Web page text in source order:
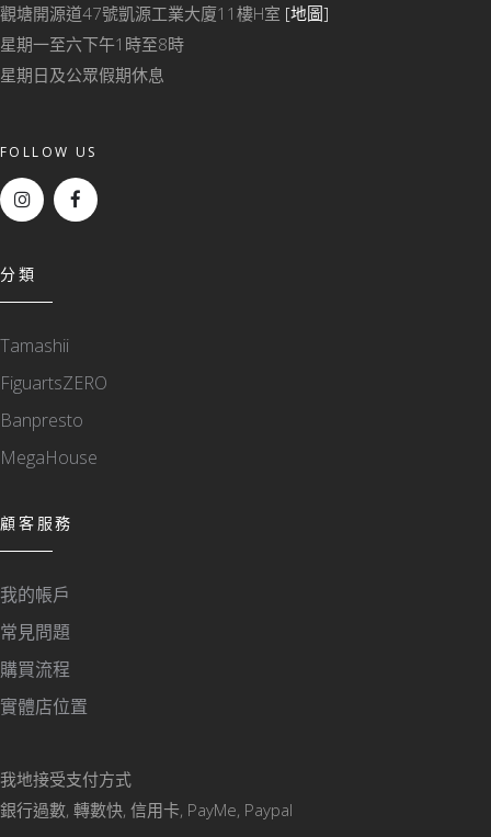
觀塘開源道47號凱源工業大廈11樓H室 [地圖]
星期一至六下午1時至8時
星期日及公眾假期休息
FOLLOW US
分類
Tamashii
FiguartsZERO
Banpresto
MegaHouse
顧客服務
我的帳戶
常見問題
購買流程
實體店位置
我地接受支付方式
銀行過數, 轉數快, 信用卡, PayMe, Paypal